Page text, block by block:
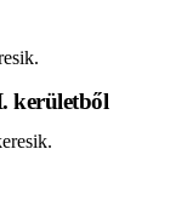
kerületből